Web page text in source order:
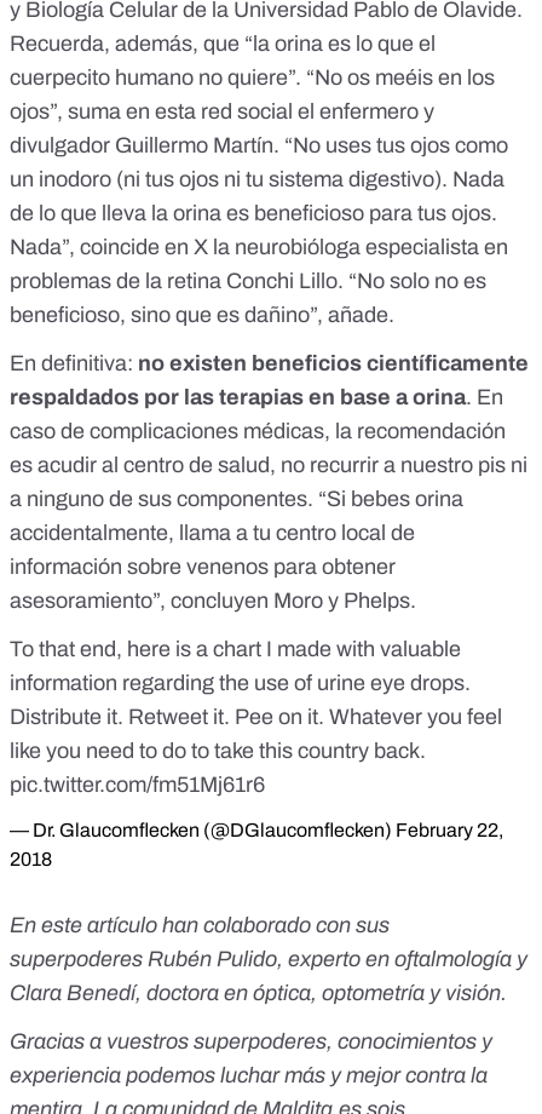
y Biología Celular de la Universidad Pablo de Olavide.
Recuerda, además, que “la orina es lo que el
cuerpecito humano no quiere”. “No os meéis en los
ojos”, suma en esta red social el enfermero y
divulgador Guillermo Martín. “No uses tus ojos como
un inodoro (ni tus ojos ni tu sistema digestivo). Nada
de lo que lleva la orina es beneficioso para tus ojos.
Nada”, coincide en X la neurobióloga especialista en
problemas de la retina Conchi Lillo. “No solo no es
beneficioso, sino que es dañino”, añade.
En definitiva: no existen beneficios científicamente
respaldados por las terapias en base a orina. En
caso de complicaciones médicas, la recomendación
es acudir al centro de salud, no recurrir a nuestro pis ni
a ninguno de sus componentes. “Si bebes orina
accidentalmente, llama a tu centro local de
información sobre venenos para obtener
asesoramiento”, concluyen Moro y Phelps.
To that end, here is a chart I made with valuable
information regarding the use of urine eye drops.
Distribute it. Retweet it. Pee on it. Whatever you feel
like you need to do to take this country back.
pic.twitter.com/fm51Mj61r6
— Dr. Glaucomflecken (@DGlaucomflecken) February 22,
2018
En este artículo han colaborado con sus
superpoderes Rubén Pulido, experto en oftalmología y
Clara Benedí, doctora en óptica, optometría y visión.
Gracias a vuestros superpoderes, conocimientos y
experiencia podemos luchar más y mejor contra la